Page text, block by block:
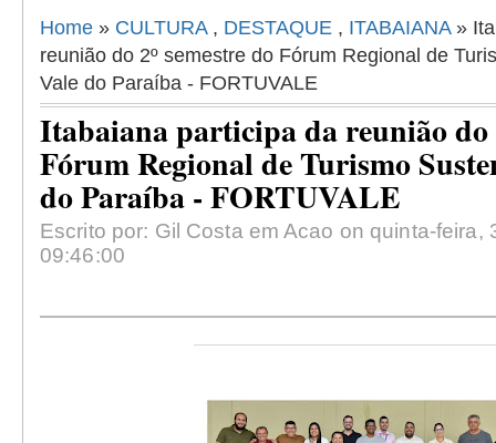
Home » CULTURA, DESTAQUE , ITABAIANA»
reunião do 2º semestre do Fórum Regional de
Vale do Paraíba - FORTUVALE
Itabaiana participa da reunião do
Fórum Regional de Turismo
do Paraíba - FORTUVALE
Escrito por: Gil Costa em Acao on quinta-feira,
09:46:00